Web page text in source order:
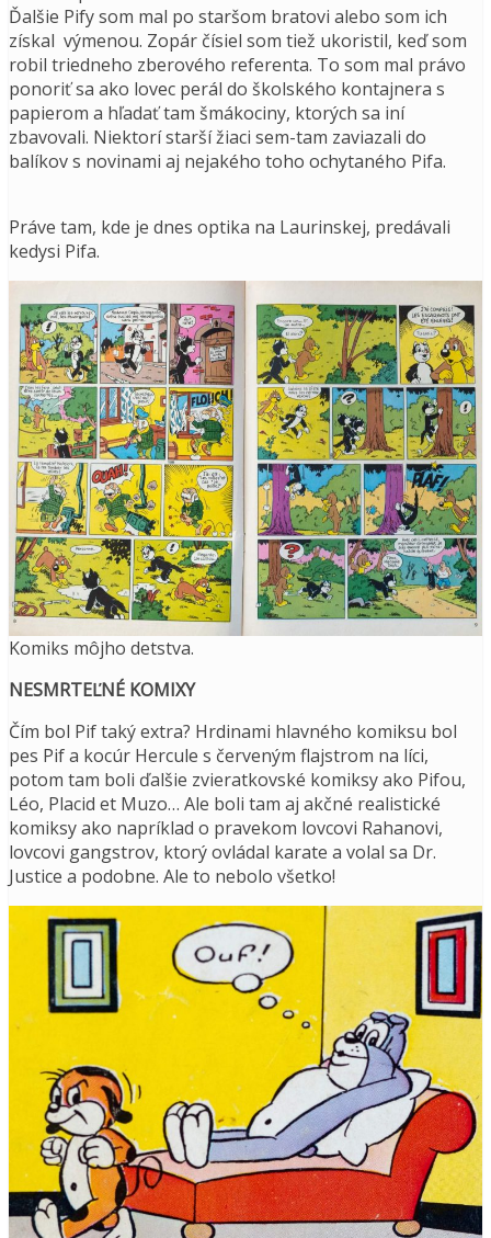
Ďalšie Pify som mal po staršom bratovi alebo som ich
získal výmenou. Zopár čísiel som tiež ukoristil, keď som
robil triedneho zberového referenta. To som mal právo
ponoriť sa ako lovec perál do školského kontajnera s
papierom a hľadať tam šmákociny, ktorých sa iní
zbavovali. Niektorí starší žiaci sem-tam zaviazali do
balíkov s novinami aj nejakého toho ochytaného Pifa.
Práve tam, kde je dnes optika na Laurinskej, predávali
kedysi Pifa.
Komiks môjho detstva.
NESMRTEĽNÉ KOMIXY
Čím bol Pif taký extra? Hrdinami hlavného komiksu bol
pes Pif a kocúr Hercule s červeným flajstrom na líci,
potom tam boli ďalšie zvieratkovské komiksy ako Pifou,
Léo, Placid et Muzo… Ale boli tam aj akčné realistické
komiksy ako napríklad o pravekom lovcovi Rahanovi,
lovcovi gangstrov, ktorý ovládal karate a volal sa Dr.
Justice a podobne. Ale to nebolo všetko!